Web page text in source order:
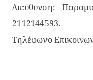
Διεύθυνση:
2112144593.
Τηλέφωνο